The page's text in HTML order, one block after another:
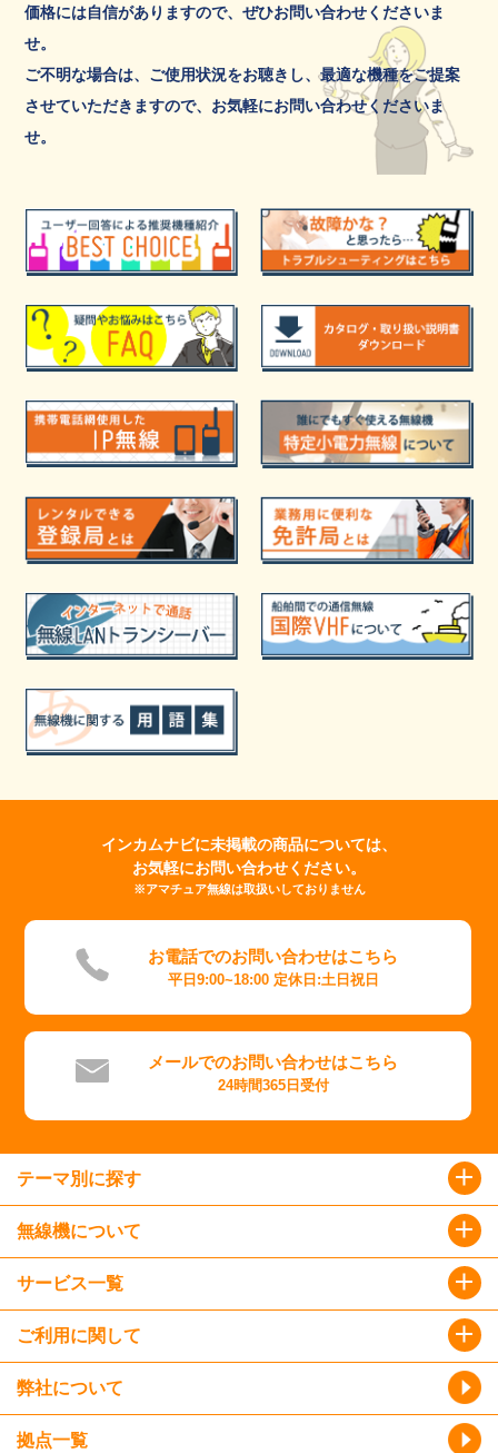
価格には自信がありますので、ぜひお問い合わせくださいま
せ。
ご不明な場合は、ご使用状況をお聴きし、最適な機種をご提案
させていただきますので、お気軽にお問い合わせくださいま
せ。
インカムナビに未掲載の商品については、
お気軽にお問い合わせください。
※アマチュア無線は取扱いしておりません
お電話でのお問い合わせはこちら
平日9:00~18:00 定休日:土日祝日
メールでのお問い合わせはこちら
24時間365日受付
テーマ別に探す
無線機について
サービス一覧
ご利用に関して
弊社について
拠点一覧